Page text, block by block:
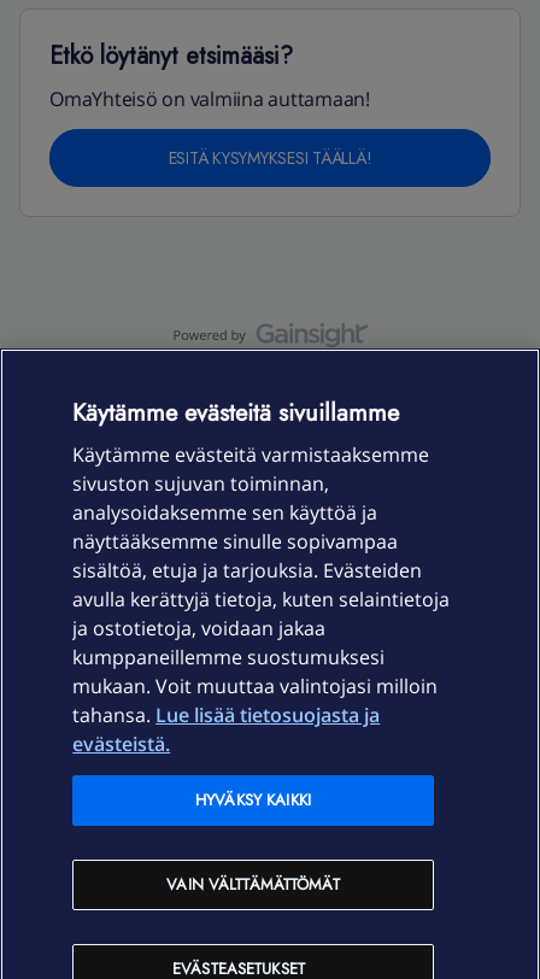
Etkö löytänyt etsimääsi?
OmaYhteisö on valmiina auttamaan!
ESITÄ KYSYMYKSESI TÄÄLLÄ!
Laitteet & liittymät
Palvelut
Ajankohtaista
Elisa Oyj
In English
Käytämme evästeitä sivuillamme
Käytämme evästeitä varmistaaksemme
sivuston sujuvan toiminnan,
analysoidaksemme sen käyttöä ja
näyttääksemme sinulle sopivampaa
sisältöä, etuja ja tarjouksia. Evästeiden
avulla kerättyjä tietoja, kuten selaintietoja
ja ostotietoja, voidaan jakaa
kumppaneillemme suostumuksesi
mukaan. Voit muuttaa valintojasi milloin
tahansa. Lue lisää tietosuojasta ja
evästeistä.
EVÄSTEASETUKSET
VAIN VÄLTTÄMÄTTÖMÄT
HYVÄKSY KAIKKI